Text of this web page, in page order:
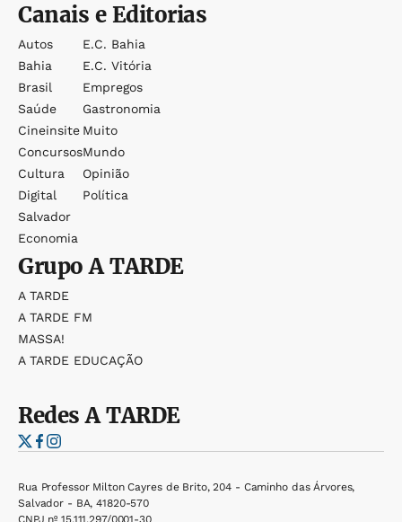
Canais e Editorias
Autos
Bahia
Brasil
Saúde
Cineinsite
Concursos
Cultura
Digital
Salvador
Economia
E.c. Bahia
E.c. Vitória
Empregos
Gastronomia
Muito
Mundo
Opinião
Política
GrupoA TARDE
A TARDE
A TARDE FM
MASSA!
A TARDE EDUCAÇÃO
RedesA TARDE
Rua Professor Milton Cayres de Brito, 204 - Caminho das Árvores,
Salvador - BA, 41820-570
CNPJ nº 15.111.297/0001-30